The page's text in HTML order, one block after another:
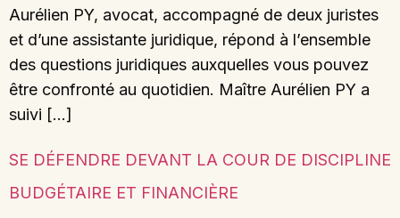
Aurélien PY, avocat, accompagné de deux juristes
et d’une assistante juridique, répond à l’ensemble
des questions juridiques auxquelles vous pouvez
être confronté au quotidien. Maître Aurélien PY a
suivi […]
SE DÉFENDRE DEVANT LA COUR DE DISCIPLINE
BUDGÉTAIRE ET FINANCIÈRE